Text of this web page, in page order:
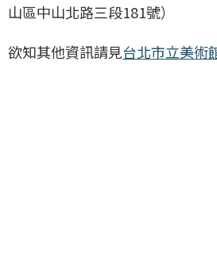
山區中山北路三段181號）
欲知其他資訊請見台北市立美術